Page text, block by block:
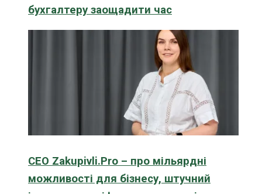
бухгалтеру заощадити час
CEO Zakupivli.Pro – про мільярдні
можливості для бізнесу, штучний